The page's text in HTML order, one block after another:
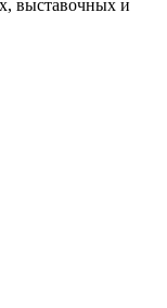
выставочных и